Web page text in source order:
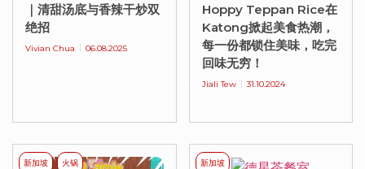
｜清甜汤底与香辣干炒双
绝招
Vivian Chua 06.08.2025
Hoppy Teppan Rice在
Katong掀起美食热潮，
每一份都锁住美味，吃完
回味无穷！
Jiali Tew 31.10.2024
新加坡 火锅 新加坡